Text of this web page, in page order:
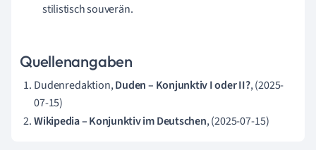
stilistisch souverän.
Quellenangaben
Dudenredaktion,Duden – Konjunktiv I oder II?, (2025-
07-15)
Wikipedia – Konjunktiv im Deutschen, (2025-07-15)